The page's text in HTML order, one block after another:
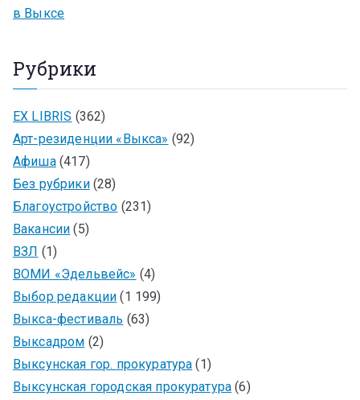
в Выксе
Рубрики
EX LIBRIS (362)
Арт-резиденции «Выкса» (92)
Афиша(417)
Без рубрики(28)
Благоустройство (231)
Вакансии (5)
ВЗЛ (1)
ВОМИ «Эдельвейс» (4)
Выбор редакции (1 199)
Выкса-фестиваль (63)
Выксадром (2)
Выксунская гор. прокуратура (1)
Выксунская городская прокуратура (6)